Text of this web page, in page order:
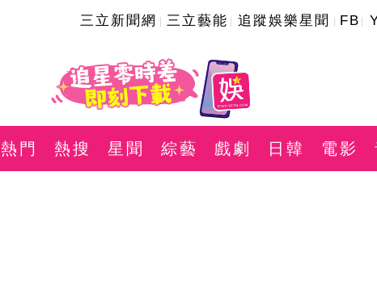
三立新聞網 三立藝能 追蹤娛樂星聞 FB
熱門 熱搜 星聞 綜藝 戲劇 日韓 電影